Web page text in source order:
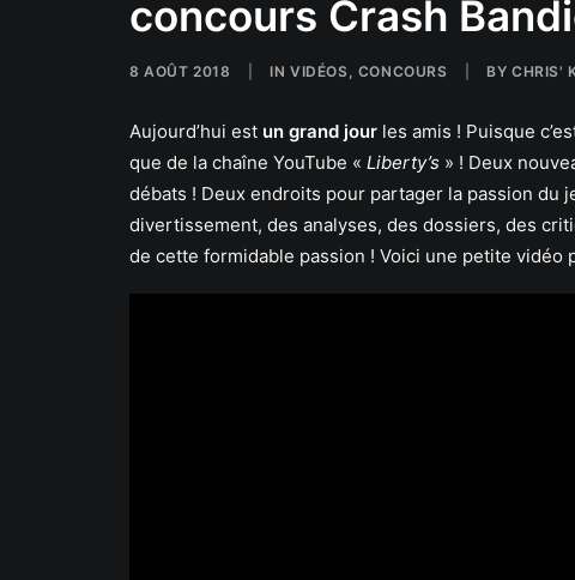
concours Crash
8 AOÛT 2018 INVIDÉOS, CONCOURS BYCHRIS'
Aujourd’hui est un grand jour les amis ! Puisque
que de la chaîne YouTube « Liberty’s » ! Deux
débats ! Deux endroits pour partager la passion du
divertissement, des analyses, des dossiers, des
de cette formidable passion ! Voici une petite vidéo